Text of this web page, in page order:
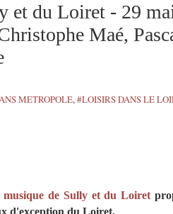
et du Loiret - 29
Maé,
METROPOLE,#LOISIRS DANS LE
musique de Sully et du Loiret